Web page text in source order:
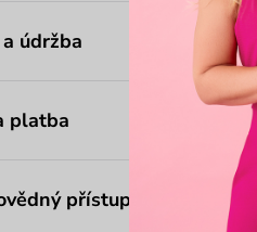
údržba
platba
přístup